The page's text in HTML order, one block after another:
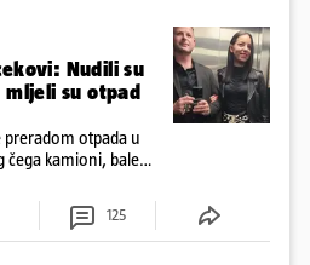
Nudili su
mljeli su otpad
preradom otpada u
čega kamioni, bale
125